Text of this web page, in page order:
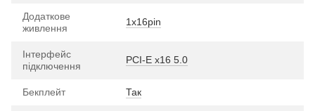
Додаткове
живлення
1х16pin
Інтерфейс
підключення
PCI-E х16 5.0
Бекплейт Так